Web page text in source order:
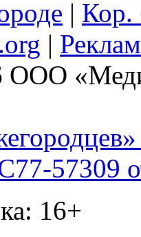
| Кор.
|
57309
16+